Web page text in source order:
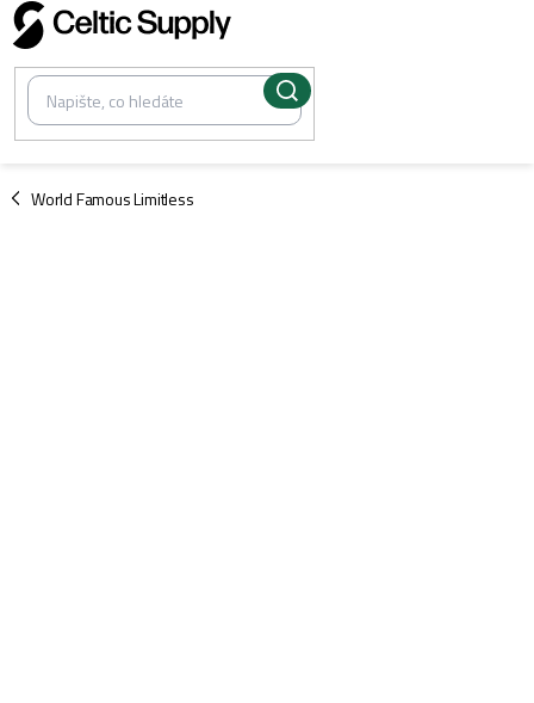
Přejít
na
obsah
World Famous Limitless
/